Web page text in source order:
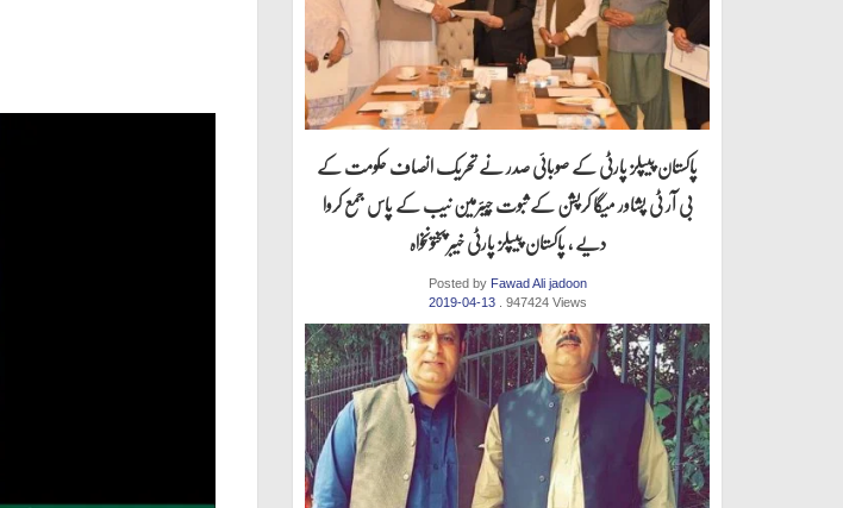
پاکستان پیپلز پارٹی کے صوبائی صدر نے تحریک انصاف حکومت کے
بی آر ٹی پشاور میگا کرپشن کے ثبوت چیئرمین نیب کے پاس جمع کروا
دیے ، پاکستان پیپلز پارٹی خیبر پختونخواہ
Posted by Fawad Ali jadoon
2019-04-13
. 947424 Views